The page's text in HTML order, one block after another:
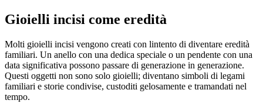
Gioielli incisi come eredità
Molti gioielli incisi vengono creati con lintento di diventare eredità
familiari. Un anello con una dedica speciale o un pendente con una
data significativa possono passare di generazione in generazione.
Questi oggetti non sono solo gioielli; diventano simboli di legami
familiari e storie condivise, custoditi gelosamente e tramandati nel
tempo.